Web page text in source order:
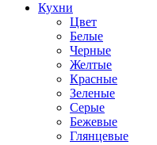
Кухни
Цвет
Белые
Черные
Желтые
Красные
Зеленые
Серые
Бежевые
Глянцевые